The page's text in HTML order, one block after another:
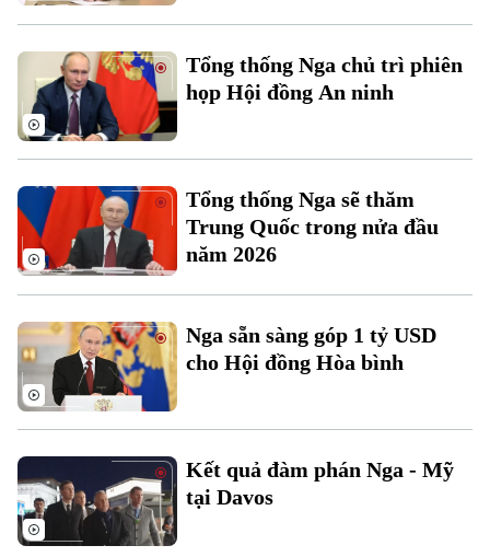
Thời sự
Hà Nội
Chính trị
An ninh trật tự
Công nghệ
Hà Nội
Nhịp sống Hà Nội
Khoảnh khắc Hà Nội
Ẩm thực
Thế giới
Tin tức
Quân sự
Hồ sơ
Người Việt 4 phương
Kinh tế
Tin tức
Tài chính Ngân hàng
Doanh nghiệp
Nhà đất
Tin tức
Đầu tư
Kinh nghiệm
Tàu và Xe
Ô tô
Tàu
Xe máy
Thị trường
Giáo dục
Tuyển sinh
Hướng nghiệp
Tin tức
Sức khỏe
Tổng thống Nga chủ trì phiên
họp Hội đồng An ninh
Tổng thống Nga sẽ thăm
Trung Quốc trong nửa đầu
năm 2026
Nga sẵn sàng góp 1 tỷ USD
cho Hội đồng Hòa bình
Kết quả đàm phán Nga - Mỹ
tại Davos